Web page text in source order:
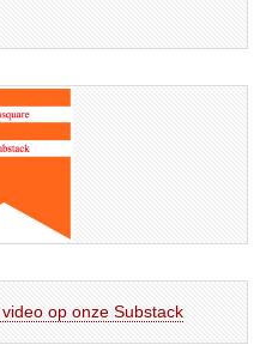
op onze Substack